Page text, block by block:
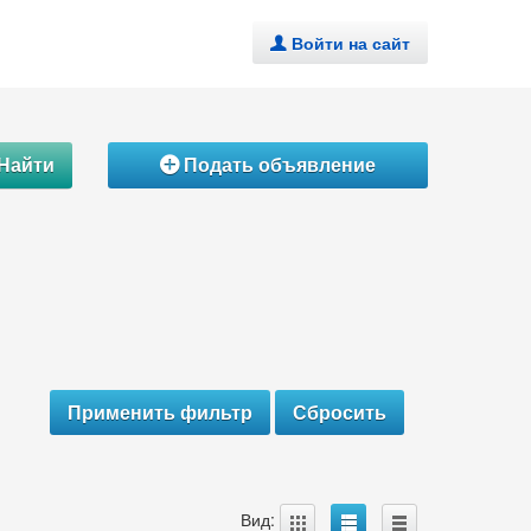
. Войти на сайт
ÁПодать объявление
Вид: A B C